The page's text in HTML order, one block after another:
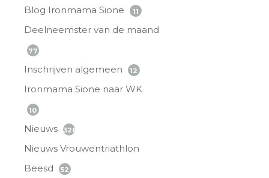
Blog Ironmama Sione 11
Deelneemster van de maand
77
Inschrijven algemeen 12
Ironmama Sione naar WK
10
Nieuws 328
Nieuws Vrouwentriathlon
Beesd
52